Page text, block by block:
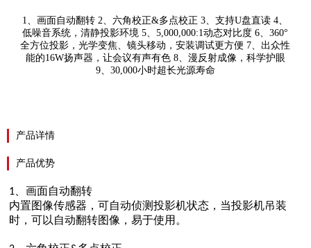
1、画面自动翻转 2、六角校正&多点校正 3、支持U盘直读 4、
低噪音系统，清静投影环境 5、5,000,000:1动态对比度 6、360°
全方位投影，光学变焦、镜头移动，安装调试更方便 7、出众性
能的16W扬声器，让会议有声有色 8、漫反射成像，科学护眼
9、30,000小时超长光源寿命
产品详情
产品优势
1 、画面自动翻转
内置图像传感器，可自动侦测投影机状态，当投影机吊装
时，可以自动翻转图像，易于使用。